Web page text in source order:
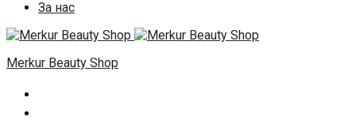
За нас
Merkur Beauty Shop